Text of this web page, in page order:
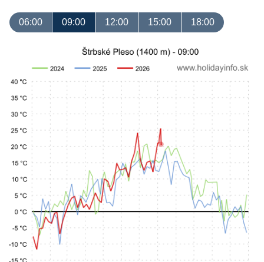
06:00 09:00 12:00 15:00 18:00